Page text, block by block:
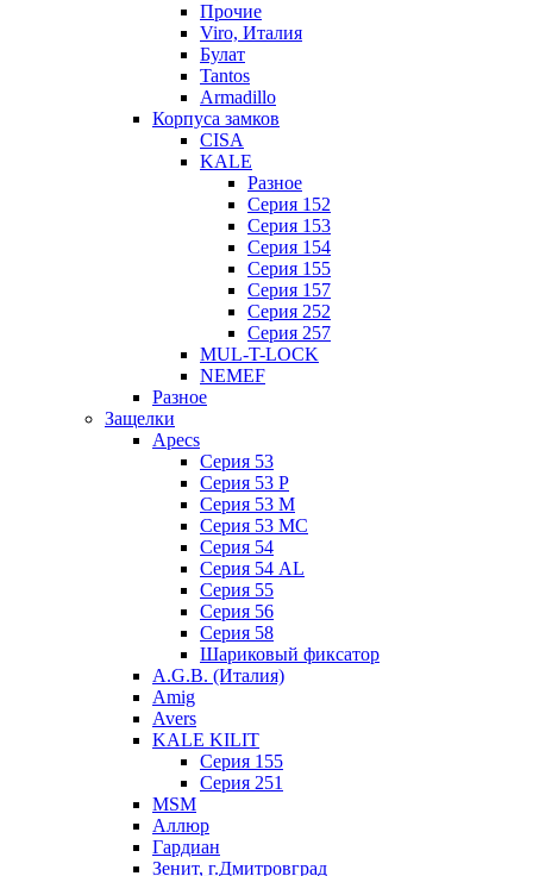
Прочие
Viro, Италия
Булат
Tantos
Armadillo
Корпуса замков
CISA
KALE
Разное
Серия 152
Серия 153
Серия 154
Серия 155
Серия 157
Серия 252
Серия 257
MUL-T-LOCK
NEMEF
Разное
Защелки
Apecs
Серия 53
Серия 53 P
Серия 53 М
Серия 53 МC
Серия 54
Серия 54 AL
Серия 55
Серия 56
Серия 58
Шариковый фиксатор
A.G.B. (Италия)
Amig
Avers
KALE KILIT
Серия 155
Серия 251
MSM
Аллюр
Гардиан
Зенит, г.Дмитровград